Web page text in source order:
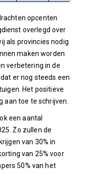
opcenten
overlegd over
als provincies nodig
maken worden
verbetering in de
er nog steeds een
Het positieve
aan toe te schrijven.
een aantal
Zo zullen de
van 30% in
van 25% voor
50% van het